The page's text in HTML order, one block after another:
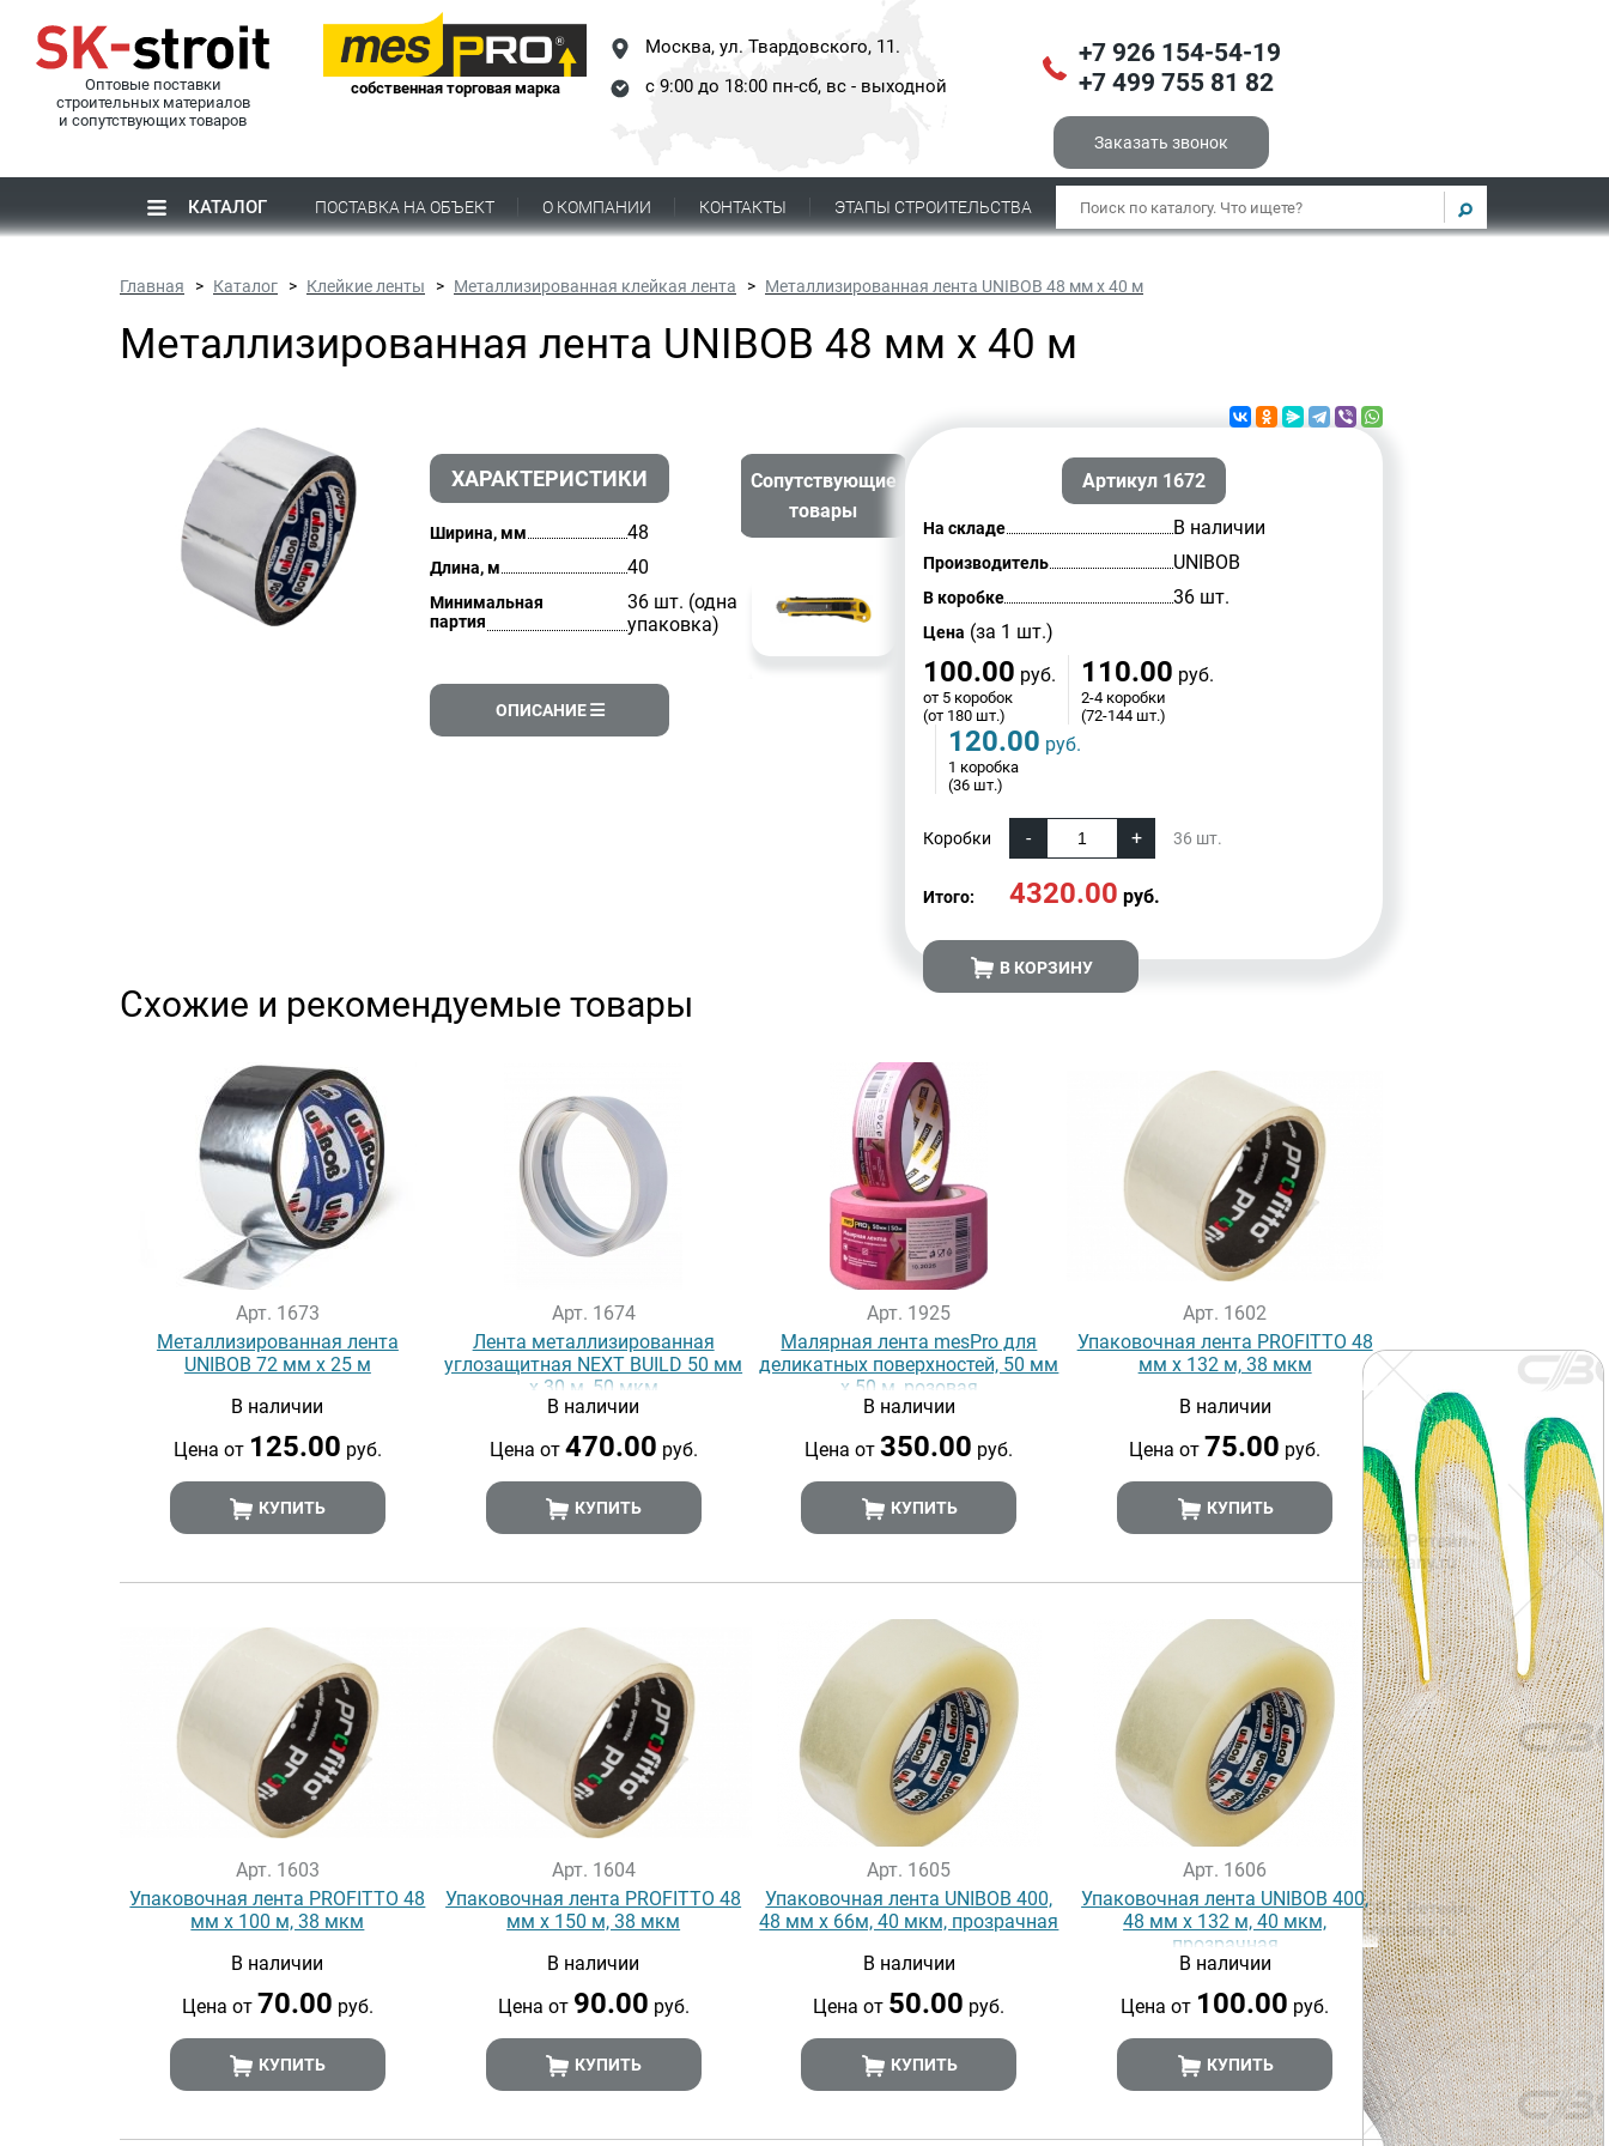
Оптовые поставки
строительных материалов
и сопутствующих товаров
собственная торговая марка
Москва, ул. Твардовского, 11.
с 9:00 до 18:00 пн-сб, вс - выходной
+7 926 154-54-19
+7 499 755 81 82
Заказать звонок
КАТАЛОГ ПОСТАВКА НА ОБЪЕКТ О КОМПАНИИ КОНТАКТЫ ЭТАПЫ СТРОИТЕЛЬСТВА
Главная Каталог Клейкие ленты Металлизированная клейкая лента Металлизированная лента UNIBOB 48 мм х 40 м
Металлизированная лента UNIBOB 48 мм х 40 м
ХАРАКТЕРИСТИКИ
Ширина, мм 48
Длина, м 40
Минимальная
партия
36 шт. (одна
упаковка)
ОПИСАНИЕ
Сопутствующие
товары
Артикул 1672
На складе В наличии
Производитель UNIBOB
В коробке 36 шт.
Цена (за 1 шт.)
100.00 руб.
от 5 коробок
(от 180 шт.)
110.00 руб.
2-4 коробки
(72-144 шт.)
120.00 руб.
1 коробка
(36 шт.)
Коробки 36 шт.
Итого: 4320.00 руб.
В КОРЗИНУ
Схожие и рекомендуемые товары
Арт. 1673
Металлизированная лента
UNIBOB 72 мм х 25 м
В наличии
Цена от 125.00 руб.
КУПИТЬ
Арт. 1674
Лента металлизированная
углозащитная NEXT BUILD 50 мм
х 30 м, 50 мкм
В наличии
Цена от 470.00 руб.
КУПИТЬ
Арт. 1925
Малярная лента mesPro для
деликатных поверхностей, 50 мм
х 50 м, розовая
В наличии
Цена от350.00 руб.
КУПИТЬ
Арт. 1602
Упаковочная лента PROFITTO 48
мм х 132 м, 38 мкм
В наличии
Цена от 75.00 руб.
КУПИТЬ
Арт. 1603
Упаковочная лента PROFITTO 48
мм х 100 м, 38 мкм
В наличии
Цена от 70.00 руб.
КУПИТЬ
Арт. 1604
Упаковочная лента PROFITTO 48
мм х 150 м, 38 мкм
В наличии
Цена от 90.00 руб.
КУПИТЬ
Арт. 1605
Упаковочная лента UNIBOB 400,
48 мм х 66м, 40 мкм, прозрачная
В наличии
Цена от 50.00 руб.
КУПИТЬ
Арт. 1606
Упаковочная лента UNIBOB 400,
48 мм х 132 м, 40 мкм,
прозрачная
В наличии
Цена от 100.00 руб.
КУПИТЬ